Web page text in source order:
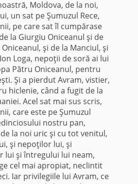
Moldova, de la noi,
un sat pe Şumuzul Rece,
pe care sat îl cumpărase
la Giurgiu Oniceanul şi de
şi de la Manciul, şi
Loga, nepoţii de soră ai lui
Pătru Oniceanul, pentru
Şi a pierdut Avram, vistier,
hiclenie, când a fugit de la
Acel sat mai sus scris,
care este pe Şumuzul
nostru pan,
la noi uric şi cu tot venitul,
şi nepoţilor lui, şi
lui şi întregului lui neam,
cel mai apropiat, neclintit
Iar privilegiile lui Avram, ce